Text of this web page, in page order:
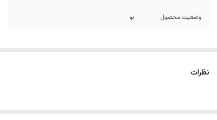
وضعیت محصول نو
نظرات